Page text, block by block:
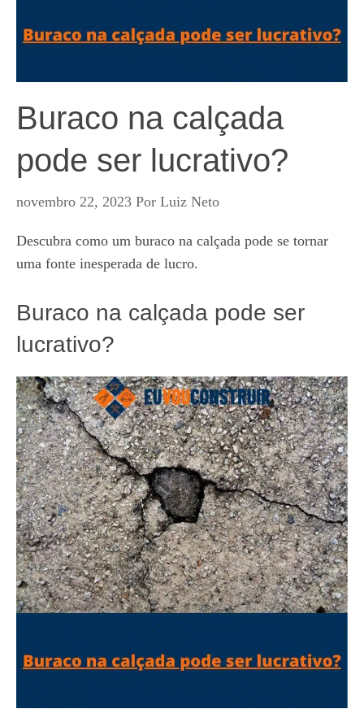
Buraco na calçada
pode ser lucrativo?
novembro 22, 2023 Por Luiz Neto
Descubra como um buraco na calçada pode se tornar
uma fonte inesperada de lucro.
Buraco na calçada pode ser
lucrativo?